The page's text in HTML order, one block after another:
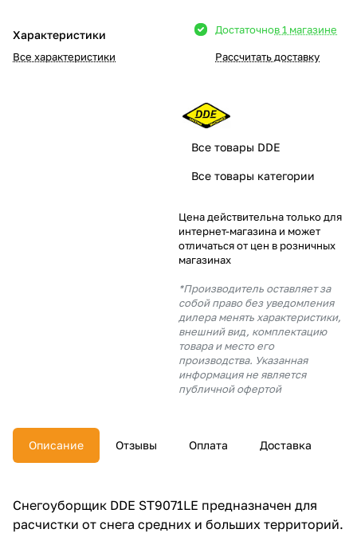
Характеристики
Все характеристики
Достаточнов 1 магазине
Рассчитать доставку
Все товары DDE
Все товары категории
Цена действительна только для
интернет-магазина и может
отличаться от цен в розничных
магазинах
*Производитель оставляет за
собой право без уведомления
дилера менять характеристики,
внешний вид, комплектацию
товара и место его
производства. Указанная
информация не является
публичной офертой
Описание Отзывы Оплата Доставка
Снегоуборщик DDE ST9071LE предназначен для
расчистки от снега средних и больших территорий.
в корзину
% картой любого банка
% будут
с вашей карты
недели